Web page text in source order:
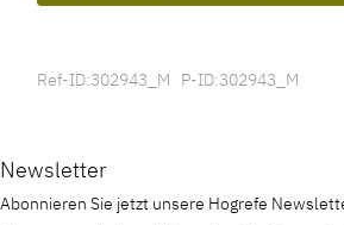
Ref-ID:302943_M P-ID:302943_M
Newsletter
Abonnieren Sie jetzt unsere Hogrefe